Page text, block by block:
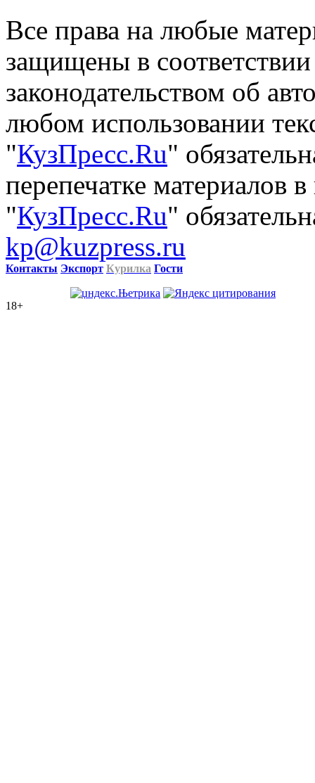
Все права на любые
защищены в
законодательством об
любом использовании
"КузПресс.Ru"
перепечатке материалов
"КузПресс.Ru"
kp@kuzpress.ru
Контакты Экспорт Курилка Гости
18+